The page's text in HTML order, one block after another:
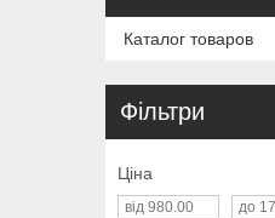
Каталог товаров
Фільтри
Ціна